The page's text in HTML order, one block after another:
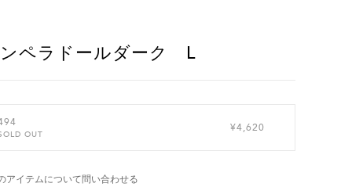
ペラドールダーク L
OUT
¥4,620
アイテムについて問い合わせる